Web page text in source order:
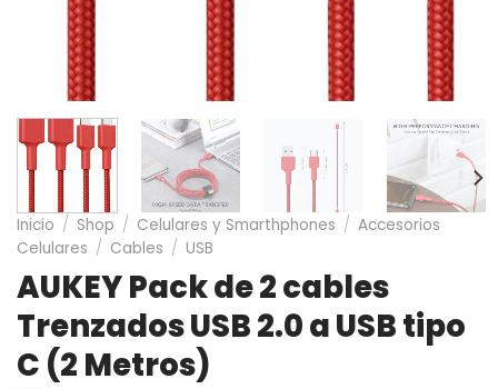
Inicio / Shop / Celulares y Smarthphones / Accesorios
Celulares / Cables / USB
AUKEY Pack de 2 cables
Trenzados USB 2.0 a USB tipo
C (2 Metros)